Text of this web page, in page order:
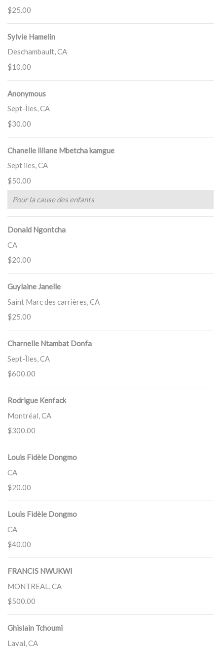
$25.00
Sylvie Hamelin
Deschambault, CA
$10.00
Anonymous
Sept-Îles, CA
$30.00
Chanelle liliane Mbetcha kamgue
Sept iles, CA
$50.00
Pour la cause des enfants
Donald Ngontcha
CA
$20.00
Guylaine Janelle
Saint Marc des carrières, CA
$25.00
Charnelle Ntambat Donfa
Sept-Îles, CA
$600.00
Rodrigue Kenfack
Montréal, CA
$300.00
Louis Fidèle Dongmo
CA
$20.00
Louis Fidèle Dongmo
CA
$40.00
FRANCIS NWUKWI
MONTREAL, CA
$500.00
Ghislain Tchoumi
Laval, CA